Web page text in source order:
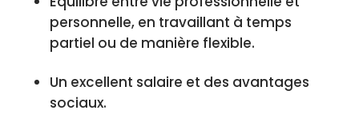
personnelle, en travaillant à temps
partiel ou de manière flexible.
Un excellent salaire et des avantages
sociaux.